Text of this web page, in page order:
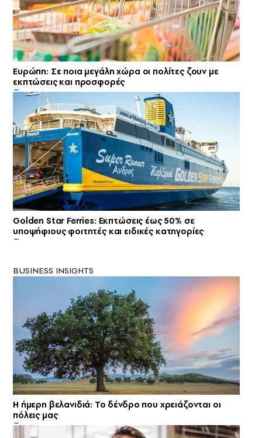
Ευρώπη: Σε ποια μεγάλη χώρα οι πολίτες ζουν με
εκπτώσεις και προσφορές
Golden Star Ferries: Εκπτώσεις έως 50% σε
υποψήφιους φοιτητές και ειδικές κατηγορίες
BUSINESS INSIGHTS
Η ήμερη βελανιδιά: Το δένδρο που χρειάζονται οι
πόλεις μας